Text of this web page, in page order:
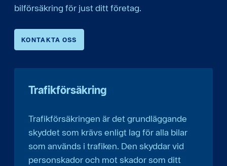
bilförsäkring för just ditt företag.
KONTAKTA OSS
Trafikförsäkring
Trafikförsäkringen är det grundläggande
skyddet som krävs enligt lag för alla bilar
som används i trafiken. Den skyddar vid
personskador och mot skador som ditt